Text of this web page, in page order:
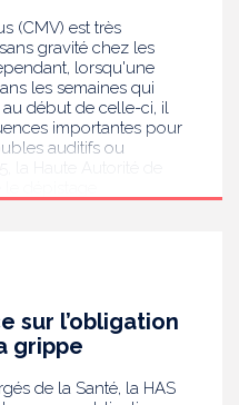
(CMV) est très
gravité chez les
lorsqu'une
les semaines qui
début de celle-ci, il
importantes pour
auditifs ou
de
les professionnels
des femmes
Objectif :
au futur bébé.
sur l’obligation
grippe
de la Santé, la HAS